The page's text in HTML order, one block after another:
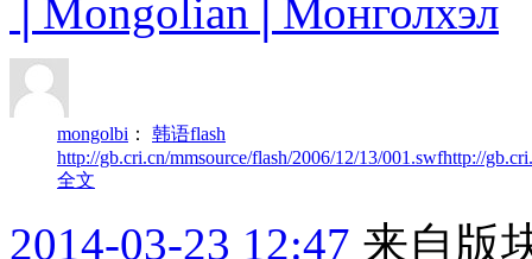
│Mongolian│Монголхэл
mongolbi ： 韩语flash
http://gb.cri.cn/mmsource/flash/2006/12/13/001.swfhttp://
全文
2014-03-23 12:47 来自版